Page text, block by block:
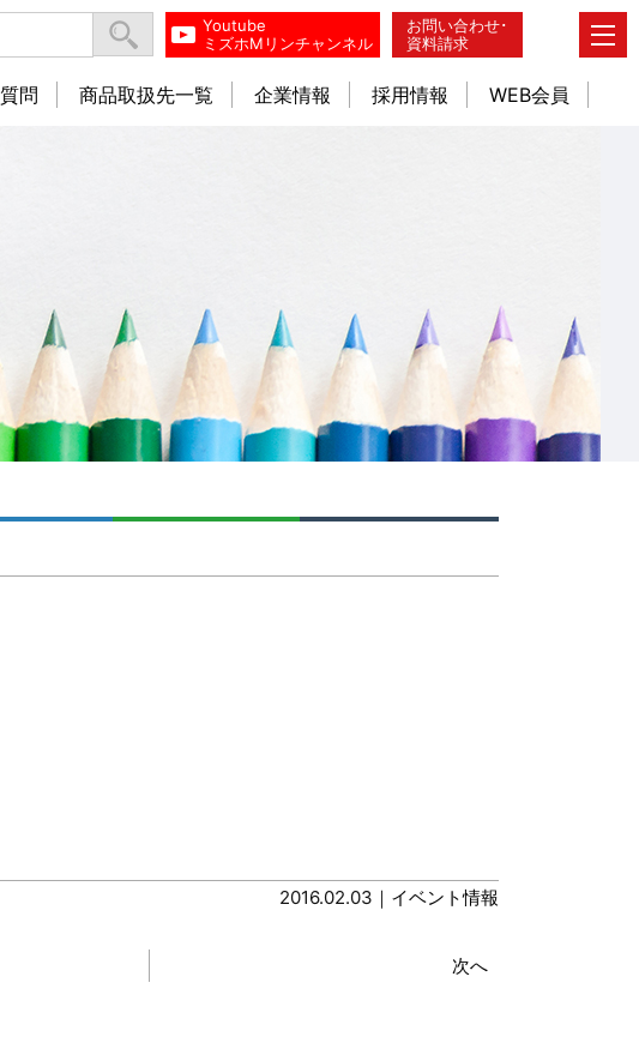
お問い合わせ･
資料請求
Youtube
ミズホMリンチャンネル
問 商品取扱先一覧 企業情報 採用情報 WEB会員
2016.02.03｜ イベント情報
次へ